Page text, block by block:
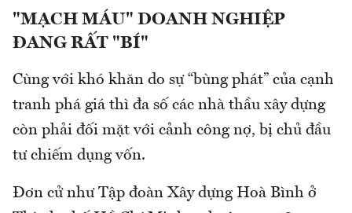
"MẠCH MÁU" DOANH NGHIỆP
ĐANG RẤT "BÍ"
Cùng với khó khăn do sự “bùng phát” của cạnh
tranh phá giá thì đa số các nhà thầu xây dựng
còn phải đối mặt với cảnh công nợ, bị chủ đầu
tư chiếm dụng vốn.
Đơn cử như Tập đoàn Xây dựng Hoà Bình ở